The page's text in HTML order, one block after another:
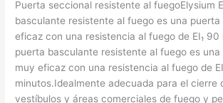
Puerta seccional resistente al fuegoElysium
basculante resistente al fuego es una
eficaz con una resistencia al fuego de EI₁ 90
puerta basculante resistente al fuego es
muy eficaz con una resistencia al fuego de
minutos.Idealmente adecuada para el cierre
vestíbulos y áreas comerciales de fuego y